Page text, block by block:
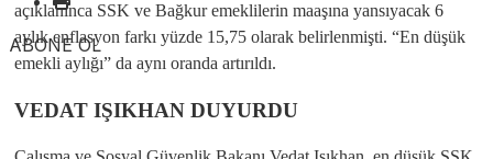
ABONE OL
açıklanınca SSK ve Bağkur emeklilerin maaşına yansıyacak 6
aylık enflasyon farkı yüzde 15,75 olarak belirlenmişti. “En düşük
emekli aylığı” da aynı oranda artırıldı.
VEDAT IŞIKHAN DUYURDU